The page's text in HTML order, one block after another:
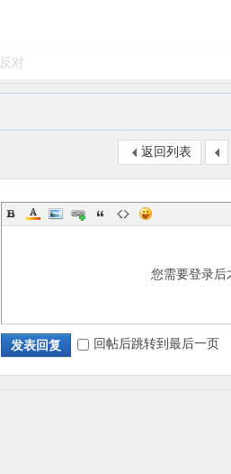
反对
返回列表
您需要登录
发表回复 回帖后跳转到最后一页